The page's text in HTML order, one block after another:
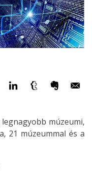
múzeumi,
21 múzeummal és a